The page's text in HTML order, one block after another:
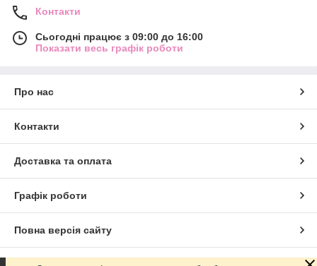
Контакти
Сьогодні працює з 09:00 до 16:00
Показати весь графік роботи
Про нас
Контакти
Доставка та оплата
Графік роботи
Повна версія сайту